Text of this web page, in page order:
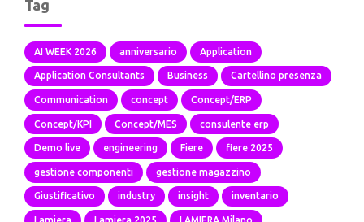
Tag
AI WEEK 2026 anniversario Application
Application Consultants Business Cartellino presenza
Communication concept Concept/ERP
Concept/KPI Concept/MES consulente erp
Demo live engineering Fiere fiere 2025
gestione componenti gestione magazzino
Giustificativo industry insight inventario
Lamiera Lamiera 2025 LAMIERA Milano